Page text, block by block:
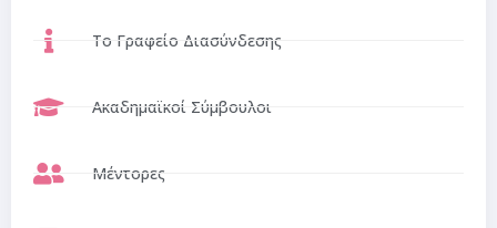
Το Γραφείο Διασύνδεσης
Ακαδημαϊκοί Σύμβουλοι
Μέντορες